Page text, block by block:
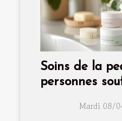
Soins de la
personnes
Mardi 08/